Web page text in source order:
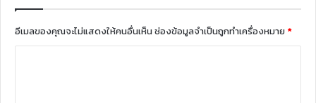
อีเมลของคุณจะไม่แสดงให้คนอื่นเห็นช่องข้อมูลจำเป็นถูกทำเครื่องหมาย *